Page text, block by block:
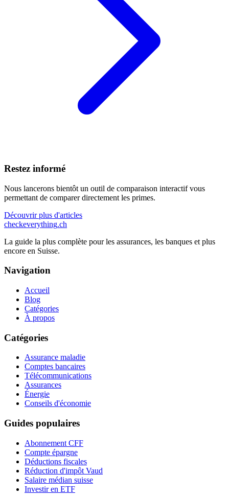
Restez informé
Nous lancerons bientôt un outil de comparaison interactif vous
permettant de comparer directement les primes.
Découvrir plus d'articles
checkeverything.ch
La guide la plus complète pour les assurances, les banques et plus
encore en Suisse.
Navigation
Accueil
Blog
Catégories
À propos
Catégories
Assurance maladie
Comptes bancaires
Télécommunications
Assurances
Énergie
Conseils d'économie
Guides populaires
Abonnement CFF
Compte épargne
Déductions fiscales
Réduction d'impôt Vaud
Salaire médian suisse
Investir en ETF